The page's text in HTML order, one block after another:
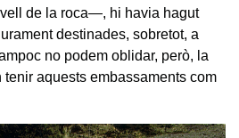
de la roca—, hi havia hagut
destinades, sobretot, a
no podem oblidar, però, la
aquests embassaments com